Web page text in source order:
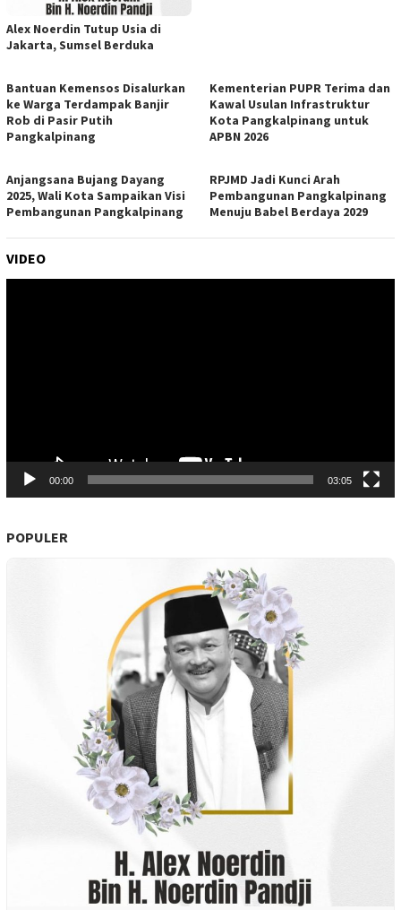
Alex Noerdin Tutup Usia di
Jakarta, Sumsel Berduka
Bantuan Kemensos Disalurkan
ke Warga Terdampak Banjir
Rob di Pasir Putih
Pangkalpinang
Kementerian PUPR Terima dan
Kawal Usulan Infrastruktur
Kota Pangkalpinang untuk
APBN 2026
Anjangsana Bujang Dayang
2025, Wali Kota Sampaikan Visi
Pembangunan Pangkalpinang
RPJMD Jadi Kunci Arah
Pembangunan Pangkalpinang
Menuju Babel Berdaya 2029
VIDEO
00:00 03:05
POPULER